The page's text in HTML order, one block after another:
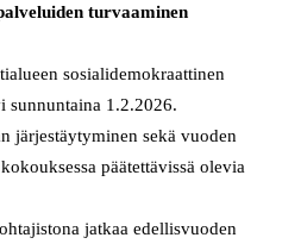
turvaaminen
sosialidemokraattinen
sunnuntaina 1.2.2026.
järjestäytyminen sekä vuoden
päätettävissä olevia
jatkaa edellisvuoden